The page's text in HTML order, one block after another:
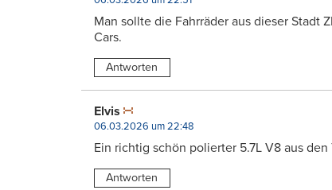
Man sollte die Fahrräder aus dieser Stadt
Cars.
Antworten
Elvis
06.03.2026 um 22:48
Ein richtig schön polierter 5.7L V8 aus
Antworten